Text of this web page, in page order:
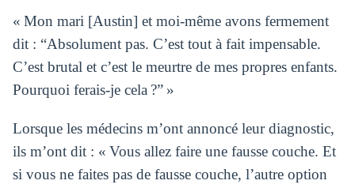
« Mon mari [Austin] et moi-même avons fermement
dit : “Absolument pas. C’est tout à fait impensable.
C’est brutal et c’est le meurtre de mes propres enfants.
Pourquoi ferais-je cela ?” »
Lorsque les médecins m’ont annoncé leur diagnostic,
ils m’ont dit : « Vous allez faire une fausse couche. Et
si vous ne faites pas de fausse couche, l’autre option